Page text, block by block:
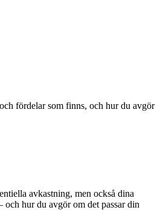
fördelar som finns, och hur du avgör
avkastning, men också dina
hur du avgör om det passar din